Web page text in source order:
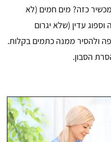
כזה? מים חמים (לא
עדין (שלא יגרום
ולהסיר ממנה כתמים בקלות.
הסבון.